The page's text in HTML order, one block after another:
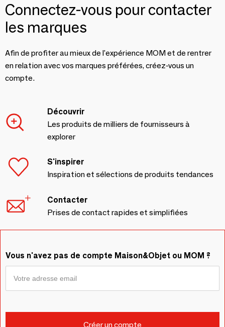
Connectez-vous pour contacter
les marques
Afin de profiter au mieux de l'expérience MOM et de rentrer
en relation avec vos marques préférées, créez-vous un
compte.
Découvrir
Les produits de milliers de fournisseurs à
explorer
S'inspirer
Inspiration et sélections de produits tendances
Contacter
Prises de contact rapides et simplifiées
Vous n'avez pas de compte Maison&Objet ou MOM ?